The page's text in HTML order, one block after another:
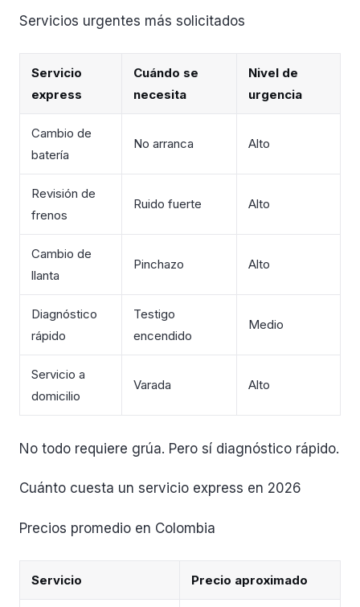
Servicios urgentes más solicitados
Servicio
express
Cuándo se
necesita
Nivel de
urgencia
Cambio de
batería
No arranca Alto
Revisión de
frenos
Ruido fuerte Alto
Cambio de
llanta
Pinchazo Alto
Diagnóstico
rápido
Testigo
encendido
Medio
Servicio a
domicilio
Varada Alto
No todo requiere grúa. Pero sí diagnóstico rápido.
Cuánto cuesta un servicio express en 2026
Precios promedio en Colombia
Servicio Precio aproximado